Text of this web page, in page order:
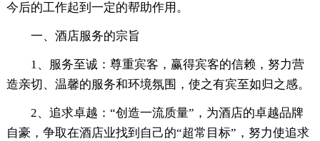
今后的工作起到一定的帮助作用。
一、酒店服务的宗旨
1、服务至诚：尊重宾客，赢得宾客的信赖，努力营
造亲切、温馨的服务和环境氛围，使之有宾至如归之感。
2、追求卓越：“创造一流质量”，为酒店的卓越品牌
自豪，争取在酒店业找到自己的“超常目标”，努力使追求